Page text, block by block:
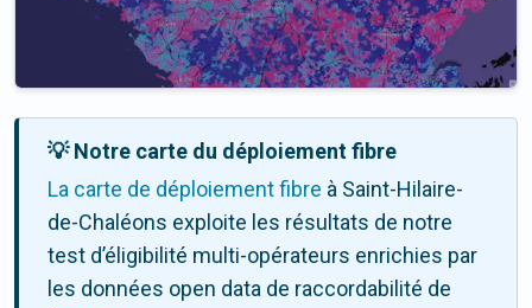
💡 Notre carte du déploiement fibre
La carte de déploiement fibre à Saint-Hilaire-
de-Chaléons exploite les résultats de notre
test d’éligibilité multi-opérateurs enrichies par
les données open data de raccordabilité de